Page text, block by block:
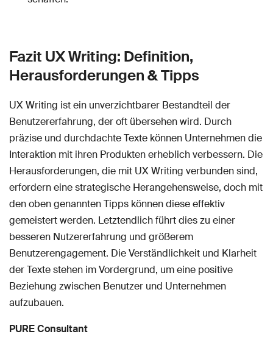
Fazit UX Writing: Definition,
Herausforderungen & Tipps
UX Writing ist ein unverzichtbarer Bestandteil der
Benutzererfahrung, der oft übersehen wird. Durch
präzise und durchdachte Texte können Unternehmen die
Interaktion mit ihren Produkten erheblich verbessern. Die
Herausforderungen, die mit UX Writing verbunden sind,
erfordern eine strategische Herangehensweise, doch mit
den oben genannten Tipps können diese effektiv
gemeistert werden. Letztendlich führt dies zu einer
besseren Nutzererfahrung und größerem
Benutzerengagement. Die Verständlichkeit und Klarheit
der Texte stehen im Vordergrund, um eine positive
Beziehung zwischen Benutzer und Unternehmen
aufzubauen.
PURE Consultant